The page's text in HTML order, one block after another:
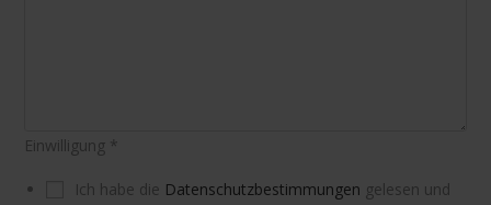
Einwilligung *
Ich habe die Datenschutzbestimmungen gelesen und